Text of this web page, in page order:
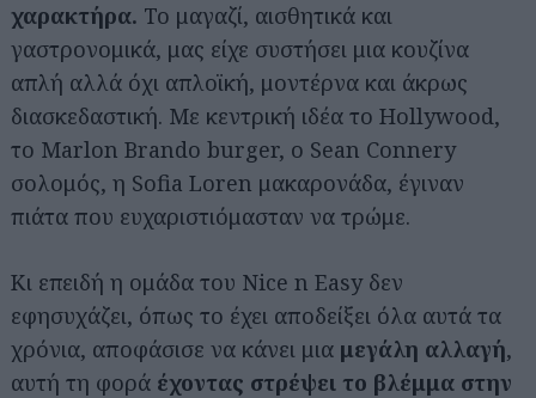
χαρακτήρα. Το μαγαζί, αισθητικά και
γαστρονομικά, μας είχε συστήσει μια κουζίνα
απλή αλλά όχι απλοϊκή, μοντέρνα και άκρως
διασκεδαστική. Με κεντρική ιδέα το Hollywood,
το Marlon Brando burger, ο Sean Connery
σολομός, η Sofia Loren μακαρονάδα, έγιναν
πιάτα που ευχαριστιόμασταν να τρώμε.
Κι επειδή η ομάδα του Nice n Easy δεν
εφησυχάζει, όπως το έχει αποδείξει όλα αυτά τα
χρόνια, αποφάσισε να κάνει μια μεγάλη αλλαγή,
αυτή τη φορά έχοντας στρέψει το βλέμμα στην